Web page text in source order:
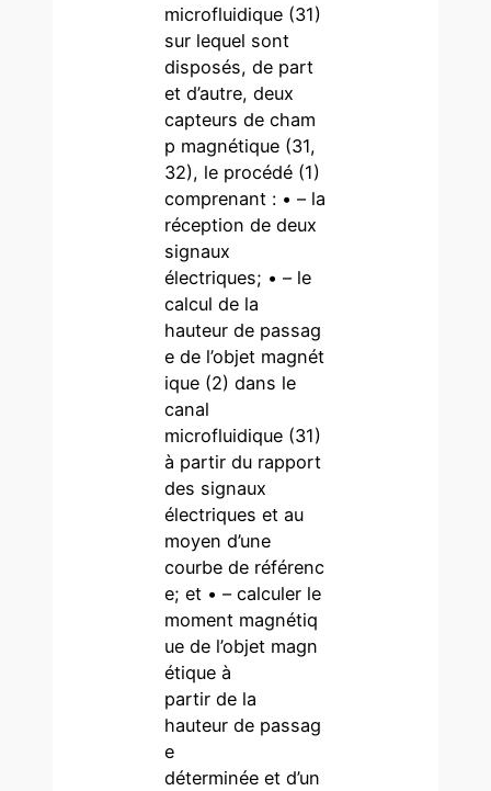
microfluidique (31)
sur lequel sont
disposés, de part
et d’autre, deux
capteurs de cham
p magnétique (31,
32), le procédé (1)
comprenant : • – la
réception de deux
signaux
électriques; • – le
calcul de la
hauteur de passag
e de l’objet magnét
ique (2) dans le
canal
microfluidique (31)
à partir du rapport
des signaux
électriques et au
moyen d’une
courbe de référenc
e; et • – calculer le
moment magnétiq
ue de l’objet magn
étique à
partir de la
hauteur de passag
e
déterminée et d’un